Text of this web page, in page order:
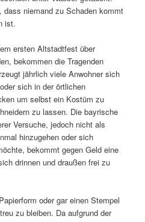
dass niemand zu Schaden kommt
ist.
ersten Altstadtfest über
bekommen die Tragenden
jährlich viele Anwohner sich
sich in der örtlichen
um selbst ein Kostüm zu
zu lassen. Die bayrische
Versuche, jedoch nicht als
hinzugehen oder sich
bekommt gegen Geld eine
drinnen und draußen frei zu
oder gar einen Stempel
zu bleiben. Da aufgrund der